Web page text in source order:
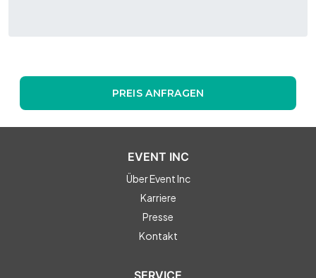
PREIS ANFRAGEN
EVENT INC
Über Event Inc
Karriere
Presse
Kontakt
SERVICE